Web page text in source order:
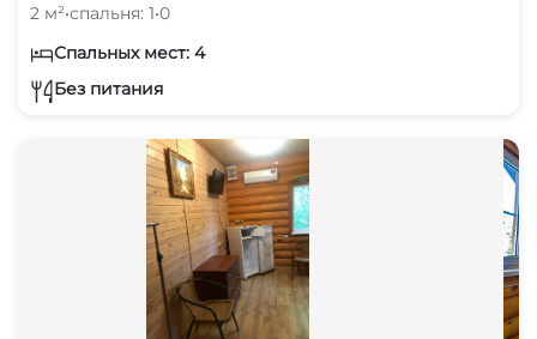
2 м²•спальня: 1•0
Спальных мест: 4
Без питания